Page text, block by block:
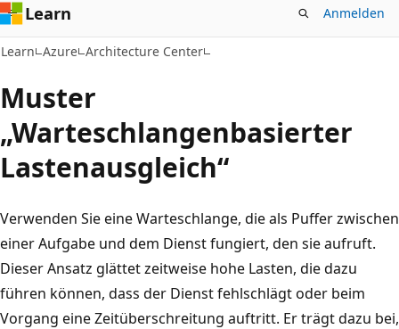
Learn Anmelden
Learn Azure Architecture Center
Muster
„Warteschlangenbasierter
Lastenausgleich“
Verwenden Sie eine Warteschlange, die als Puffer zwischen
einer Aufgabe und dem Dienst fungiert, den sie aufruft.
Dieser Ansatz glättet zeitweise hohe Lasten, die dazu
führen können, dass der Dienst fehlschlägt oder beim
Vorgang eine Zeitüberschreitung auftritt. Er trägt dazu bei,